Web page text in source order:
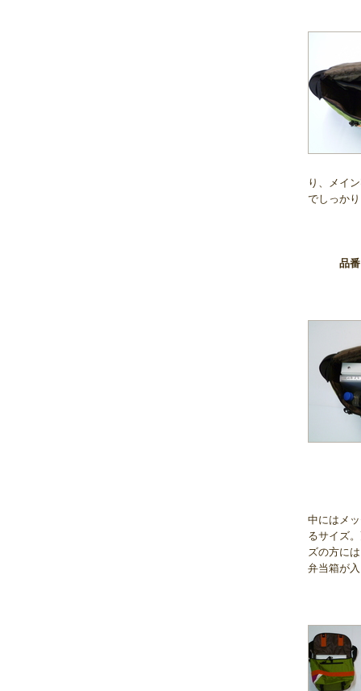
り、メイ
でしっか
品番
中にはメ
るサイズ
ズの方に
弁当箱が